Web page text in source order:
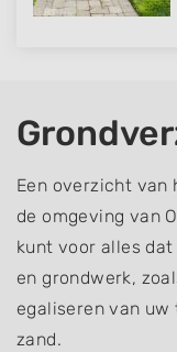
Een overzicht van
de omgeving van
kunt voor alles
en grondwerk,
egaliseren van
zand.